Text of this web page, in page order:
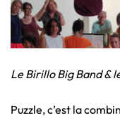
Le Birillo Big Band &
Puzzle, c’est la